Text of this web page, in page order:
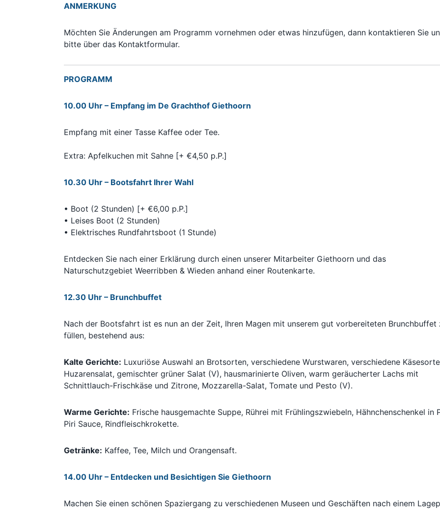
ANMERKUNG
Möchten Sie Änderungen am Programm vornehmen oder etwas hinzufügen, dann kontaktieren Sie
bitte über das Kontaktformular.
PROGRAMM
10.00 Uhr – Empfang im De Grachthof Giethoorn
Empfang mit einer Tasse Kaffee oder Tee.
Extra: Apfelkuchen mit Sahne [+ €4,50 p.P.]
10.30 Uhr – Bootsfahrt Ihrer Wahl
• Boot (2 Stunden) [+ €6,00 p.P.]
• Leises Boot (2 Stunden)
• Elektrisches Rundfahrtsboot (1 Stunde)
Entdecken Sie nach einer Erklärung durch einen unserer Mitarbeiter Giethoorn und das
Naturschutzgebiet Weerribben & Wieden anhand einer Routenkarte.
12.30 Uhr – Brunchbuffet
Nach der Bootsfahrt ist es nun an der Zeit, Ihren Magen mit unserem gut vorbereiteten Brunchbuffet
füllen, bestehend aus:
Kalte Gerichte: Luxuriöse Auswahl an Brotsorten, verschiedene Wurstwaren, verschiedene
Huzarensalat, gemischter grüner Salat (V), hausmarinierte Oliven, warm geräucherter Lachs mit
Schnittlauch-Frischkäse und Zitrone, Mozzarella-Salat, Tomate und Pesto (V).
Warme Gerichte: Frische hausgemachte Suppe, Rührei mit Frühlingszwiebeln, Hähnchenschenkel in
Piri Sauce, Rindfleischkrokette.
Getränke: Kaffee, Tee, Milch und Orangensaft.
14.00 Uhr – Entdecken und Besichtigen Sie Giethoorn
Machen Sie einen schönen Spaziergang zu verschiedenen Museen und Geschäften nach einem